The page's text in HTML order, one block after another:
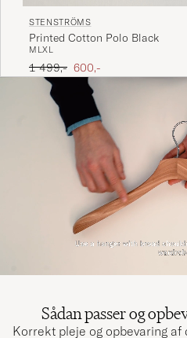
STENSTRÖMS
Printed Cotton Polo Black
M LXL
Ordinary pris
1 499,- Nedsat pris
600,-
Sådan passer og
Korrekt pleje og opbevaring